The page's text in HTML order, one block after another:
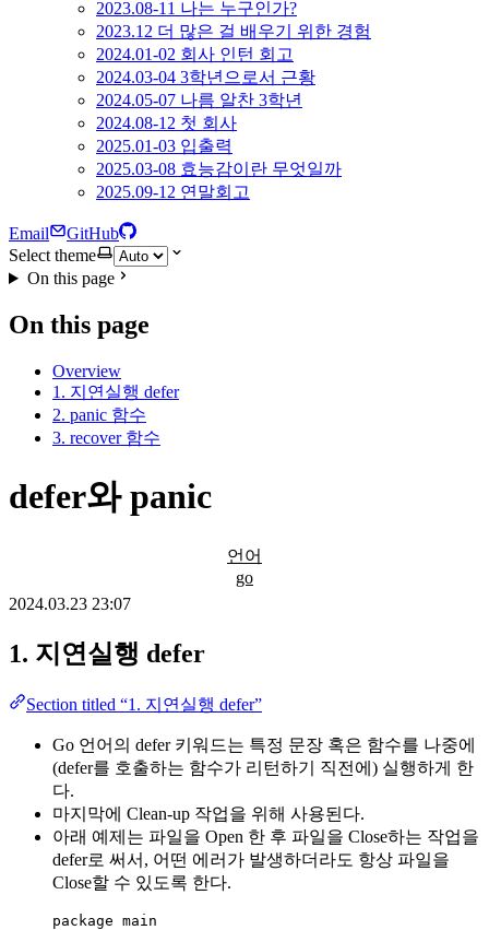
2023.08-11 나는 누구인가?
2023.12 더 많은 걸 배우기 위한 경험
2024.01-02 회사 인턴 회고
2024.03-04 3학년으로서 근황
2024.05-07 나름 알찬 3학년
2024.08-12 첫 회사
2025.01-03 입출력
2025.03-08 효능감이란 무엇일까
2025.09-12 연말회고
Email
GitHub
Select theme
On this page
On this page
Overview
1. 지연실행 defer
2. panic 함수
3. recover 함수
defer와 panic
언어
go
2024.03.23 23:07
1. 지연실행 defer
Section titled “1. 지연실행 defer”
Go 언어의 defer 키워드는 특정 문장 혹은 함수를 나중에
(defer를 호출하는 함수가 리턴하기 직전에) 실행하게 한
다.
마지막에 Clean-up 작업을 위해 사용된다.
아래 예제는 파일을 Open 한 후 파일을 Close하는 작업을
defer로 써서, 어떤 에러가 발생하더라도 항상 파일을
Close할 수 있도록 한다.
package main